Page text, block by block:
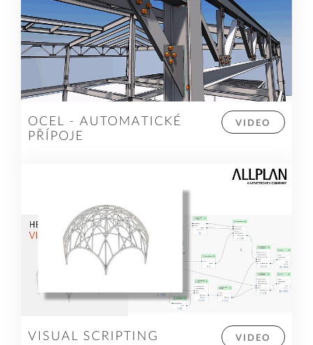
VIDEO
OCEL - AUTOMATICKÉ
PŘÍPOJE
VIDEO
VISUAL SCRIPTING